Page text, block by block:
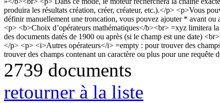
2739 documents
retourner à la liste